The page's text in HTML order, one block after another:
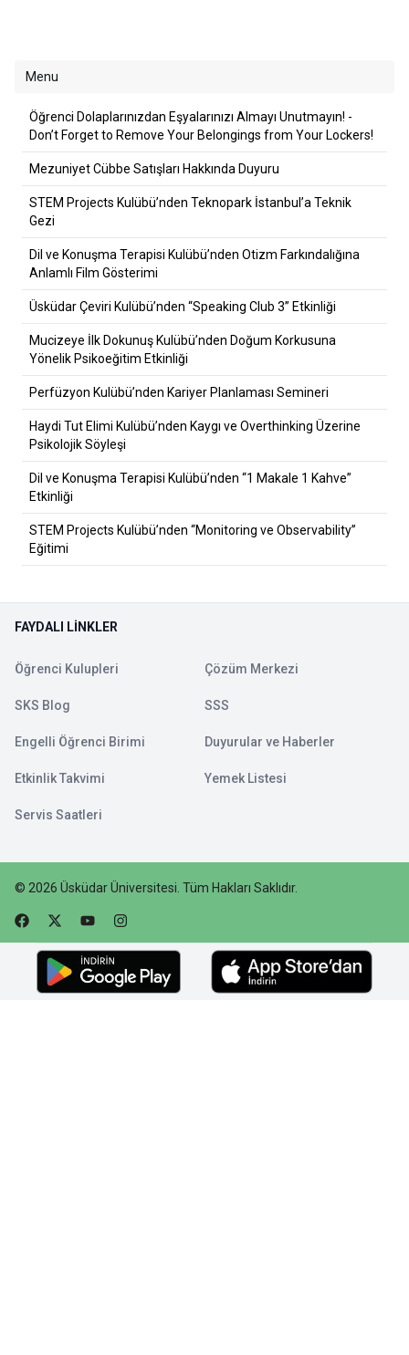
Menu
Öğrenci Dolaplarınızdan Eşyalarınızı Almayı Unutmayın! -
Don’t Forget to Remove Your Belongings from Your Lockers!
Mezuniyet Cübbe Satışları Hakkında Duyuru
STEM Projects Kulübü’nden Teknopark İstanbul’a Teknik
Gezi
Dil ve Konuşma Terapisi Kulübü’nden Otizm Farkındalığına
Anlamlı Film Gösterimi
Üsküdar Çeviri Kulübü’nden “Speaking Club 3” Etkinliği
Mucizeye İlk Dokunuş Kulübü’nden Doğum Korkusuna
Yönelik Psikoeğitim Etkinliği
Perfüzyon Kulübü’nden Kariyer Planlaması Semineri
Haydi Tut Elimi Kulübü’nden Kaygı ve Overthinking Üzerine
Psikolojik Söyleşi
Dil ve Konuşma Terapisi Kulübü’nden “1 Makale 1 Kahve”
Etkinliği
STEM Projects Kulübü’nden “Monitoring ve Observability”
Eğitimi
FAYDALI LINKLER
Öğrenci Kulupleri Çözüm Merkezi
SKS Blog SSS
Engelli Öğrenci Birimi Duyurular ve Haberler
Etkinlik Takvimi Yemek Listesi
Servis Saatleri
© 2026 Üsküdar Üniversitesi. Tüm Hakları Saklıdır.